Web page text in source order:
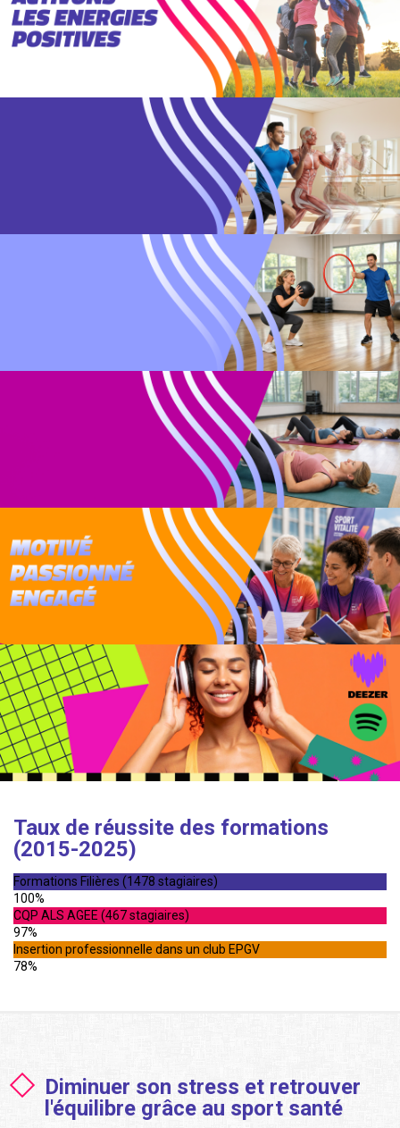
Taux de réussite des formations
(2015-2025)
Formations Filières (1478 stagiaires)
100%
CQP ALS AGEE (467 stagiaires)
97%
Insertion professionnelle dans un club EPGV
78%
Diminuer son stress et retrouver
l'équilibre grâce au sport santé